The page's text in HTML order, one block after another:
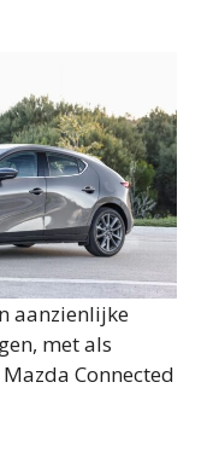
aanzienlijke
met als
Connected